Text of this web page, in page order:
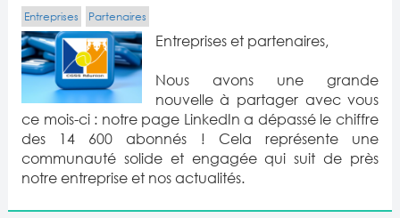
Entreprises
Partenaires
Entreprises et partenaires,
Nous avons une grande
nouvelle à partager avec vous
ce mois-ci : notre page LinkedIn a dépassé le chiffre
des 14 600 abonnés ! Cela représente une
communauté solide et engagée qui suit de près
notre entreprise et nos actualités.